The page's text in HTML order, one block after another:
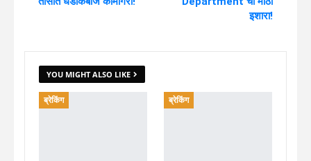
इशारा!
YOU MIGHT ALSO LIKE
ब्रेकिंग ब्रेकिंग